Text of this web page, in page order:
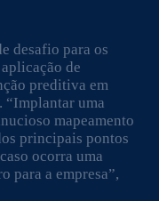
desafio para os
de
preditiva em
“Implantar uma
mapeamento
principais pontos
ocorra uma
para a empresa”,